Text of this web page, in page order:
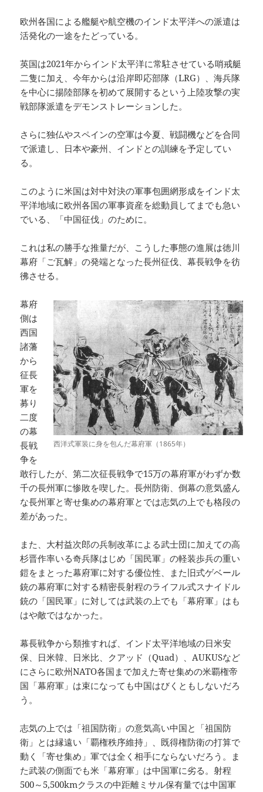
欧州各国による艦艇や航空機のインド太平洋への派遣は
活発化の一途をたどっている。
英国は2021年からインド太平洋に常駐させている哨戒艇
二隻に加え、今年からは沿岸即応部隊（LRG）、海兵隊
を中心に揚陸部隊を初めて展開するという上陸攻撃の実
戦部隊派遣をデモンストレーションした。
さらに独仏やスペインの空軍は今夏、戦闘機などを合同
で派遣し、日本や豪州、インドとの訓練を予定してい
る。
このように米国は対中対決の軍事包囲網形成をインド太
平洋地域に欧州各国の軍事資産を総動員してまでも急い
でいる、「中国征伐」のために。
これは私の勝手な推量だが、こうした事態の進展は徳川
幕府「ご瓦解」の発端となった長州征伐、幕長戦争を彷
彿させる。
西洋式軍装に身を包んだ幕府軍（1865年）
幕府
側は
西国
諸藩
から
征長
軍を
募り
二度
の幕
長戦
争を
敢行したが、第二次征長戦争で15万の幕府軍がわずか数
千の長州軍に惨敗を喫した。長州防衛、倒幕の意気盛ん
な長州軍と寄せ集めの幕府軍とでは志気の上でも格段の
差があった。
また、大村益次郎の兵制改革による武士団に加えての高
杉晋作率いる奇兵隊はじめ「国民軍」の軽装歩兵の重い
鎧をまとった幕府軍に対する優位性、また旧式ゲベール
銃の幕府軍に対する精密長射程のライフル式スナイドル
銃の「国民軍」に対しては武装の上でも「幕府軍」はも
はや敵ではなかった。
幕長戦争から類推すれば、インド太平洋地域の日米安
保、日米韓、日米比、クアッド（Quad）、AUKUSなど
にさらに欧州NATO各国まで加えた寄せ集めの米覇権帝
国「幕府軍」は束になっても中国はびくともしないだろ
う。
志気の上では「祖国防衛」の意気高い中国と「祖国防
衛」とは縁遠い「覇権秩序維持」、既得権防衛の打算で
動く「寄せ集め」軍では全く相手にならないだろう。ま
た武装の側面でも米「幕府軍」は中国軍に劣る。射程
500～5,500kmクラスの中距離ミサル保有量では中国軍